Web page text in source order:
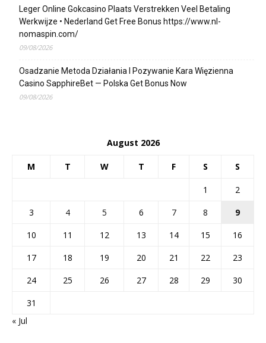
Leger Online Gokcasino Plaats Verstrekken Veel Betaling
Werkwijze • Nederland Get Free Bonus https://www.nl-
nomaspin.com/
09/08/2026
Osadzanie Metoda Działania I Pozywanie Kara Więzienna
Casino SapphireBet — Polska Get Bonus Now
09/08/2026
August 2026
M T W T F S S
1
2
3
4 5 6 7 8
9
10
11 12 13 14 15
16
17
18 19 20 21 22
23
24
25 26 27 28 29
30
31
« Jul